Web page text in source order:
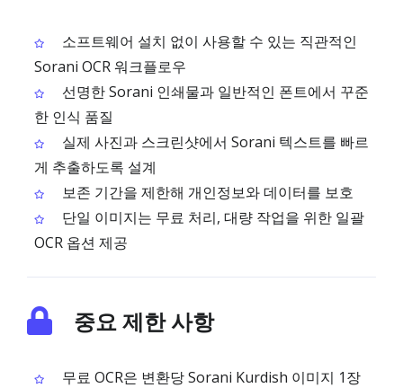
소프트웨어 설치 없이 사용할 수 있는 직관적인
Sorani OCR 워크플로우
선명한 Sorani 인쇄물과 일반적인 폰트에서 꾸준
한 인식 품질
실제 사진과 스크린샷에서 Sorani 텍스트를 빠르
게 추출하도록 설계
보존 기간을 제한해 개인정보와 데이터를 보호
단일 이미지는 무료 처리, 대량 작업을 위한 일괄
OCR 옵션 제공
중요 제한 사항
무료 OCR은 변환당 Sorani Kurdish 이미지 1장